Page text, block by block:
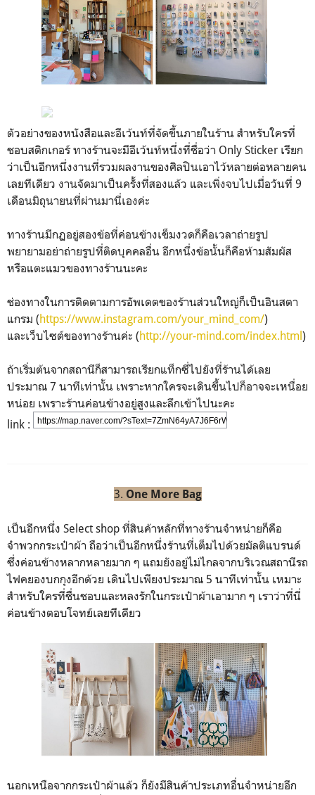
ตัวอย่างของหนังสือและอีเว้นท์ที่จัดขึ้นภายในร้าน สำหรับใครที่
ชอบสติกเกอร์ ทางร้านจะมีอีเว้นท์หนึ่งที่ชื่อว่า Only Sticker เรียก
ว่าเป็นอีกหนึ่งงานที่รวมผลงานของศิลปินเอาไว้หลายต่อหลายคน
เลยทีเดียว งานจัดมาเป็นครั้งที่สองแล้ว และเพิ่งจบไปเมื่อวันที่ 9
เดือนมิถุนายนที่ผ่านมานี่เองค่ะ
ทางร้านมีกฏอยู่สองข้อที่ค่อนข้างเข็มงวดก็คือเวลาถ่ายรูป
พยายามอย่าถ่ายรูปที่ติดบุคคลอื่น อีกหนึ่งข้อนั้นก็คือห้ามสัมผัส
หรือแตะแมวของทางร้านนะคะ
ช่องทางในการติดตามการอัพเดตของร้านส่วนใหญ่ก็เป็นอินสตา
แกรม (https://www.instagram.com/your_mind_com/)
และเว็บไซต์ของทางร้านค่ะ (http://your-mind.com/index.html )
ถ้าเริ่มต้นจากสถานีก็สามารถเรียกแท็กซี่ไปยังที่ร้านได้เลย
ประมาณ 7 นาทีเท่านั้น เพราะหากใครจะเดินขึ้นไปก็อาจจะเหนื่อย
หน่อย เพราะร้านค่อนข้างอยู่สูงและลึกเข้าไปนะคะ
link :
https://map.naver.com/
3. One More Bag
เป็นอีกหนึ่ง Select shop ที่สินค้าหลักที่ทางร้านจำหน่ายก็คือ
จำพวกกระเป๋าผ้า ถือว่าเป็นอีกหนึ่งร้านที่เต็มไปด้วยมัลติแบรนด์
ซึ่งค่อนข้างหลากหลายมาก ๆ แถมยังอยู่ไม่ไกลจากบริเวณสถานีรถ
ไฟคยองบกกุงอีกด้วย เดินไปเพียงประมาณ 5 นาทีเท่านั้น เหมาะ
สำหรับใครที่ชื่นชอบและหลงรักในกระเป๋าผ้าเอามาก ๆ เราว่าที่นี่
ค่อนข้างตอบโจทย์เลยทีเดียว
นอกเหนือจากกระเป๋าผ้าแล้ว ก็ยังมีสินค้าประเภทอื่นจำหน่ายอีก